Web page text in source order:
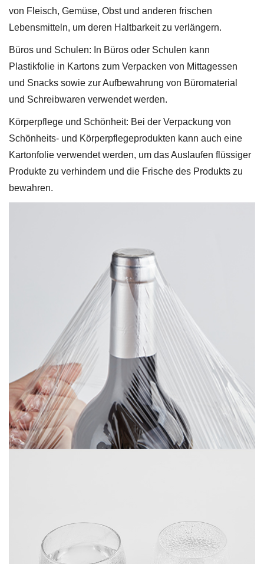
von Fleisch, Gemüse, Obst und anderen frischen
Lebensmitteln, um deren Haltbarkeit zu verlängern.
Büros und Schulen: In Büros oder Schulen kann
Plastikfolie in Kartons zum Verpacken von Mittagessen
und Snacks sowie zur Aufbewahrung von Büromaterial
und Schreibwaren verwendet werden.
Körperpflege und Schönheit: Bei der Verpackung von
Schönheits- und Körperpflegeprodukten kann auch eine
Kartonfolie verwendet werden, um das Auslaufen flüssiger
Produkte zu verhindern und die Frische des Produkts zu
bewahren.